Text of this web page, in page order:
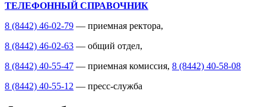
ТЕЛЕФОННЫЙ СПРАВОЧНИК
8 (8442) 46-02-79 — приемная ректора,
8 (8442) 46-02-63 — общий отдел,
8 (8442) 40-55-47 — приемная комиссия, 8 (8442) 40-58-08
8 (8442) 40-55-12 — пресс-служба